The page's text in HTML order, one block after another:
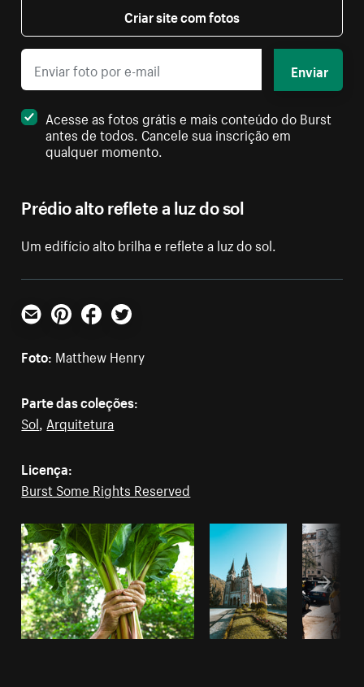
Prédio alto reflete a luz do sol
Um edifício alto brilha e reflete a luz do sol.
Criar site com fotos
Enviar
Acesse as fotos grátis e mais conteúdo do Burst
antes de todos. Cancele sua inscrição em
qualquer momento.
E-mailPinterestFacebookTwitter
Foto: Matthew Henry
Parte das coleções:
Sol, Arquitetura
Licença:
Burst Some Rights Reserved